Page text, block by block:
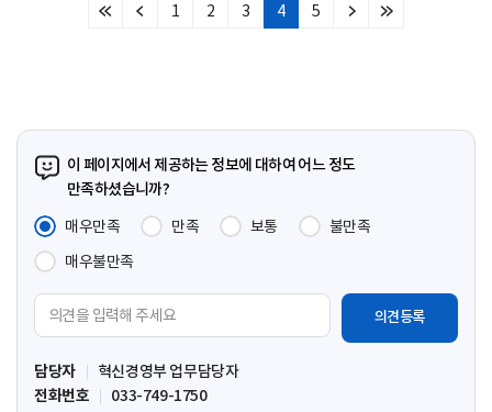
처
이
1 2 3 4 5
다
마
이 페이지에서 제공하는 정보에 대하여 어느 정도
만족하셨습니까?
매우만족
만족 보통
불만족
매우불만족
견
입
력
담당자
혁신경영부 업무담당자
전화번호
033-749-1750